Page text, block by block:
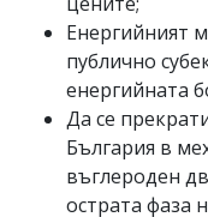
Енергийният
публично
енергийната
Да се
България в
въглероден
острата фаза